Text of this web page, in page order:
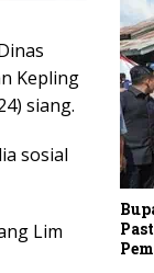
Kepling
siang.
sosial
Lim